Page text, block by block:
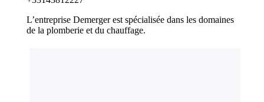
L’entreprise Demerger est spécialisée dans les domaines
de la plomberie et du chauffage.